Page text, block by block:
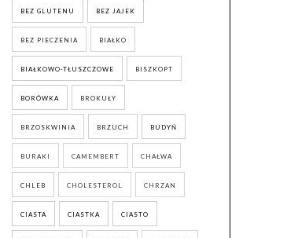
BEZ GLUTENU BEZ JAJEK
BEZ PIECZENIA BIAŁKO
BIAŁKOWO-TŁUSZCZOWE BISZKOPT
BORÓWKA BROKUŁY
BRZOSKWINIA BRZUCH BUDYŃ
BURAKI CAMEMBERT CHAŁWA
CHLEB CHOLESTEROL CHRZAN
CIASTA CIASTKA CIASTO